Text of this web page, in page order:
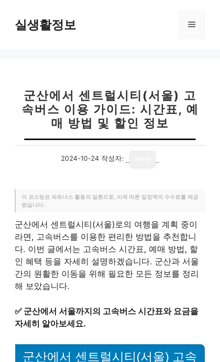
실생활정보 메
군산에서 센트럴시티(서울) 고
속버스 이용 가이드: 시간표, 예
매 방법 및 할인 정보
2024-10-24 작성자:
이 포스팅은 파트너스 활동의 일환으로, 이에 따른 일정액의 수수료를 제공
받습니다.
군산에서 센트럴시티(서울)로의 여행을 계획 중이
라면, 고속버스를 이용한 편리한 방법을 추천합니
다. 이번 글에서는 고속버스 시간표, 예매 방법, 할
인 혜택 등을 자세히 설명하겠습니다. 군산과 서울
간의 원활한 이동을 위해 필요한 모든 정보를 정리
해 보았습니다.
✅ 군산에서 서울까지의 고속버스 시간표와 요금을
자세히 알아보세요.
군산에서 센트럴시티(서울) 고속